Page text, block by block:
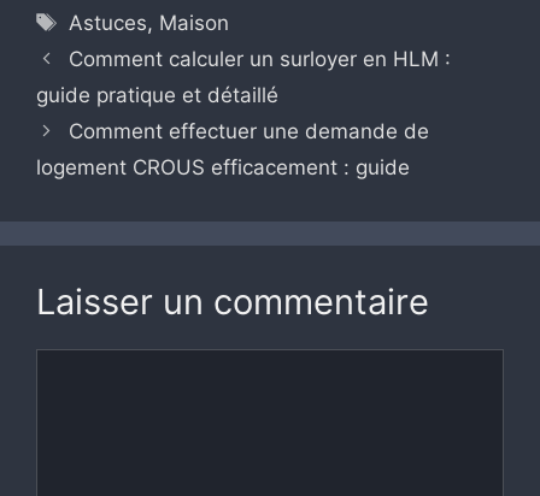
Étiquettes
Astuces, Maison
Comment calculer un surloyer en HLM :
guide pratique et détaillé
Comment effectuer une demande de
logement CROUS efficacement : guide
Laisser un commentaire